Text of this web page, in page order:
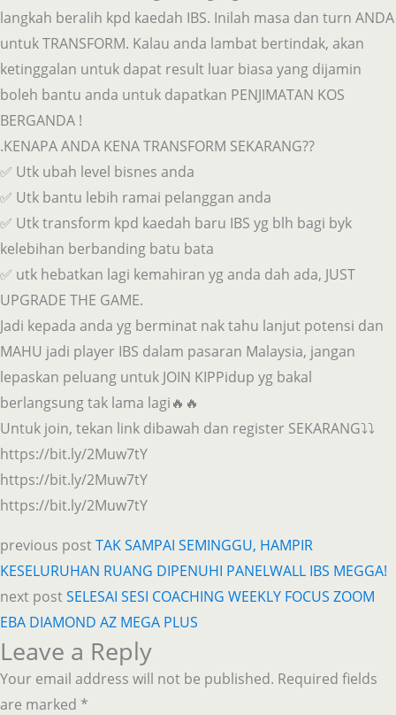
langkah beralih kpd kaedah IBS. Inilah masa dan turn ANDA
untuk TRANSFORM. Kalau anda lambat bertindak, akan
ketinggalan untuk dapat result luar biasa yang dijamin
boleh bantu anda untuk dapatkan PENJIMATAN KOS
BERGANDA !
.KENAPA ANDA KENA TRANSFORM SEKARANG??
✅ Utk ubah level bisnes anda
✅ Utk bantu lebih ramai pelanggan anda
✅ Utk transform kpd kaedah baru IBS yg blh bagi byk
kelebihan berbanding batu bata
✅ utk hebatkan lagi kemahiran yg anda dah ada, JUST
UPGRADE THE GAME.
Jadi kepada anda yg berminat nak tahu lanjut potensi dan
MAHU jadi player IBS dalam pasaran Malaysia, jangan
lepaskan peluang untuk JOIN KIPPidup yg bakal
berlangsung tak lama lagi🔥🔥
Untuk join, tekan link dibawah dan register SEKARANG⤵️⤵️
https://bit.ly/2Muw7tY
https://bit.ly/2Muw7tY
https://bit.ly/2Muw7tY
previous postTAK SAMPAI SEMINGGU, HAMPIR
KESELURUHAN RUANG DIPENUHI PANELWALL IBS MEGGA!
next postSELESAI SESI COACHING WEEKLY FOCUS ZOOM
EBA DIAMOND AZ MEGA PLUS
Leave a Reply
Your email address will not be published. Required fields
are marked *